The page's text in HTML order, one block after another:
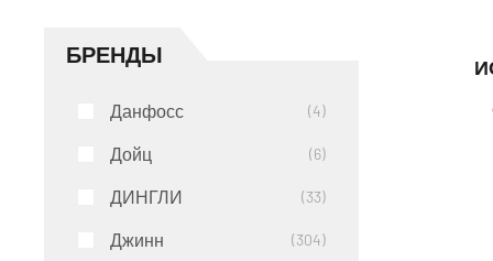
БРЕНДЫ
Данфосс 4
Дойц 6
ДИНГЛИ 33
Джинн 304